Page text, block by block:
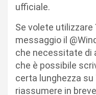
ufficiale.
Se volete utilizzare
messaggio il
che necessitate di
che è possibile
certa lunghezza
riassumere in